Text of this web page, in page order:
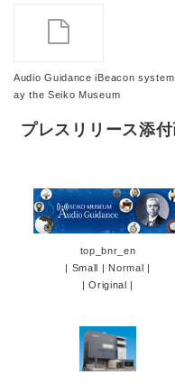
Audio Guidance iBeacon system
ay the Seiko Museum
プレスリリース添
top_bnr_en
Small Normal
|Original